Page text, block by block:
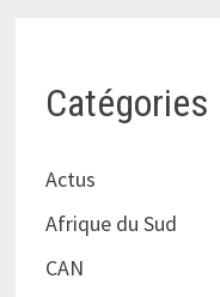
Catégories
Actus
Afrique du Sud
CAN